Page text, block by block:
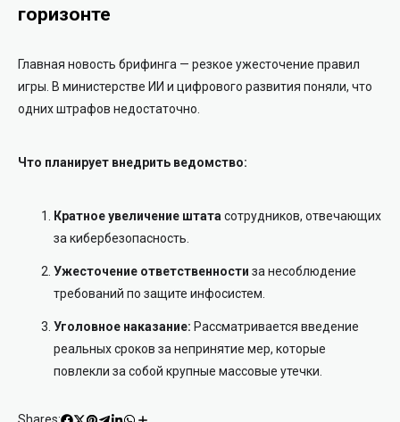
горизонте
Главная новость брифинга — резкое ужесточение правил
игры. В министерстве ИИ и цифрового развития поняли, что
одних штрафов недостаточно.
Что планирует внедрить ведомство:
Кратное увеличение штатасотрудников, отвечающих
за кибербезопасность.
Ужесточение ответственности за несоблюдение
требований по защите инфосистем.
Уголовное наказание: Рассматривается введение
реальных сроков за непринятие мер, которые
повлекли за собой крупные массовые утечки.